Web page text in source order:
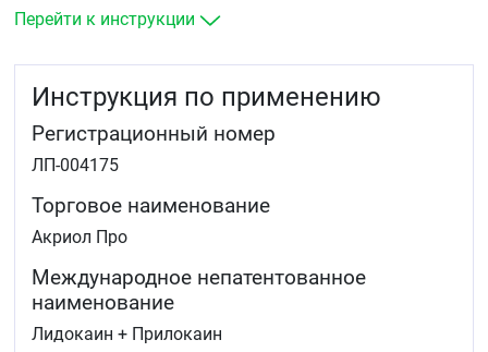
хирургических вмешательствах, включая
небольшие косметологические процедуры и
конечностей при хирургической обработке
(механической очистке), например, для удаления
фибрина, гноя и некротических тканей
поверхностная анестезия слизистой оболочки
половых органов перед проведением болезненных
манипуляций и для обезболивания перед
инъекциями местных анестетиков.
поверхностная анестезия кожи при инъекциях (в
том числе при вакцинации), пункциях и
катетеризации сосудов и поверхностных
Перейти к инструкции
Инструкция по применению
Регистрационный номер
ЛП-004175
Торговое наименование
Акриол Про
Международное непатентованное
наименование
Лидокаин + Прилокаин